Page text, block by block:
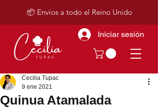
Iniciar sesión
📦 Envíos a todo el Reino Unido
Quinua Atamalada
Cecilia Tupac
9 ene 2021